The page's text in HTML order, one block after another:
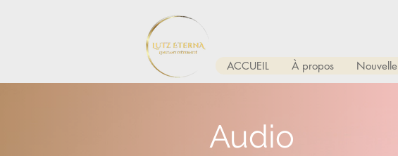
ACCUEIL À propos
Audio